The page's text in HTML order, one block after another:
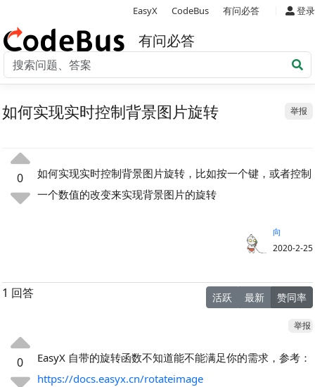
EasyX CodeBus 有问必答 登录
有问必答
举报
如何实现实时控制背景图片旋转
0
如何实现实时控制背景图片旋转，比如按一个键，或者控制
一个数值的改变来实现背景图片的旋转
向
2020-2-25
1 回答 活跃 最新 赞同率
举报
0
EasyX 自带的旋转函数不知道能不能满足你的需求，参考：
https://docs.easyx.cn/rotateimage